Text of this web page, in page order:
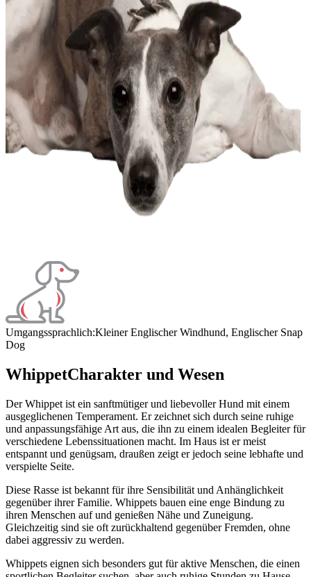
Umgangssprachlich:Kleiner Englischer Windhund, Englischer Snap
Dog
WhippetCharakter und Wesen
Der Whippet ist ein sanftmütiger und liebevoller Hund mit einem
ausgeglichenen Temperament. Er zeichnet sich durch seine ruhige
und anpassungsfähige Art aus, die ihn zu einem idealen Begleiter für
verschiedene Lebenssituationen macht. Im Haus ist er meist
entspannt und genügsam, draußen zeigt er jedoch seine lebhafte und
verspielte Seite.
Diese Rasse ist bekannt für ihre Sensibilität und Anhänglichkeit
gegenüber ihrer Familie. Whippets bauen eine enge Bindung zu
ihren Menschen auf und genießen Nähe und Zuneigung.
Gleichzeitig sind sie oft zurückhaltend gegenüber Fremden, ohne
dabei aggressiv zu werden.
Whippets eignen sich besonders gut für aktive Menschen, die einen